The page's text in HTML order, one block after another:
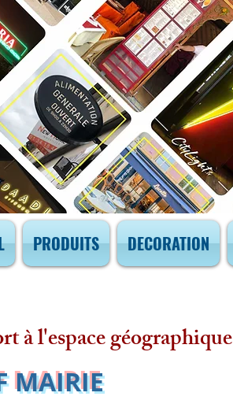
PRODUITS DECORATION
à l'espace géographique
MAIRIE